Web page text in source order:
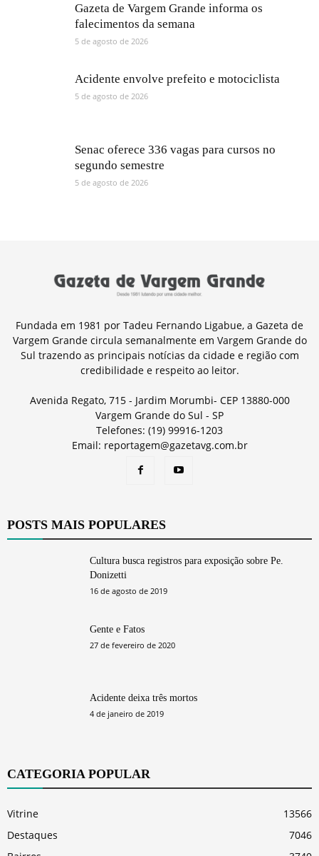
Gazeta de Vargem Grande informa os
falecimentos da semana
5 de agosto de 2026
Acidente envolve prefeito e motociclista
5 de agosto de 2026
Senac oferece 336 vagas para cursos no
segundo semestre
5 de agosto de 2026
Fundada em 1981 por Tadeu Fernando Ligabue, a Gazeta de
Vargem Grande circula semanalmente em Vargem Grande do
Sul trazendo as principais notícias da cidade e região com
credibilidade e respeito ao leitor.
Avenida Regato, 715 - Jardim Morumbi- CEP 13880-000
Vargem Grande do Sul - SP
Telefones: (19) 99916-1203
Email: reportagem@gazetavg.com.br
POSTS MAIS POPULARES
Cultura busca registros para exposição sobre Pe.
Donizetti
16 de agosto de 2019
Gente e Fatos
27 de fevereiro de 2020
Acidente deixa três mortos
4 de janeiro de 2019
CATEGORIA POPULAR
Vitrine
13566
Destaques
7046